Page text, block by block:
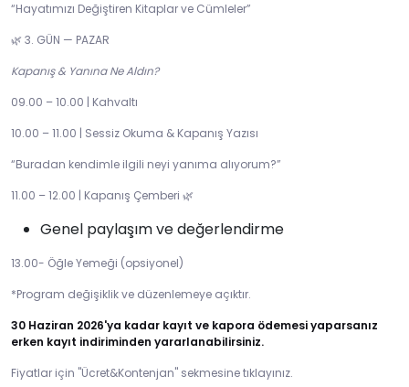
“Hayatımızı Değiştiren Kitaplar ve Cümleler”
🌿 3. GÜN — PAZAR
Kapanış & Yanına Ne Aldın?
09.00 – 10.00 | Kahvaltı
10.00 – 11.00 | Sessiz Okuma & Kapanış Yazısı
“Buradan kendimle ilgili neyi yanıma alıyorum?”
11.00 – 12.00 | Kapanış Çemberi 🌿
Genel paylaşım ve değerlendirme
13.00- Öğle Yemeği (opsiyonel)
*Program değişiklik ve düzenlemeye açıktır.
30 Haziran 2026'ya kadar kayıt ve kapora ödemesi yaparsanız
erken kayıt indiriminden yararlanabilirsiniz.
Fiyatlar için "Ücret&Kontenjan" sekmesine tıklayınız.